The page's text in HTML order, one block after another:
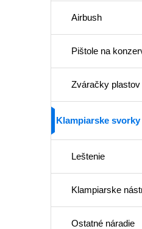
Airbush
Pištole na
Zváračky plastov
Klampiarske svorky
Leštenie
Klampiarske
Ostatné náradie